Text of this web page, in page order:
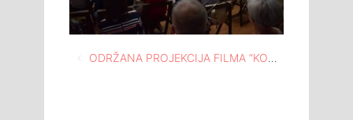
Navigacija
ODRŽANA PROJEKCIJA FILMA “KONJUH PLANINOM” U OKVIRU “LJETNE VIKEND KINOTEKE”